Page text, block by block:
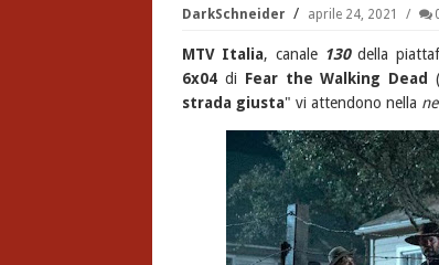
DarkSchneider aprile 24, 2021
MTV Italia, canale 130della
6x04di Fear the Walking Dead
strada giusta" vi attendono nella